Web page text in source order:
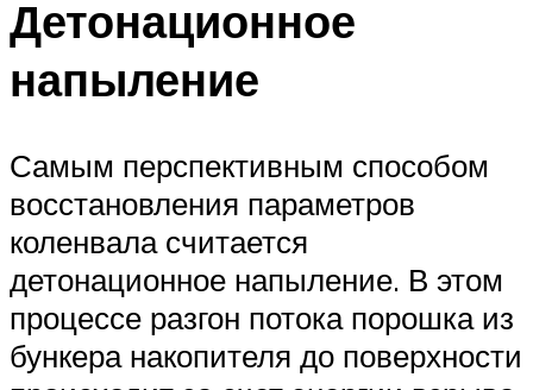
Детонационное
напыление
Самым перспективным способом
восстановления параметров
коленвала считается
детонационное напыление. В этом
процессе разгон потока порошка из
бункера накопителя до поверхности